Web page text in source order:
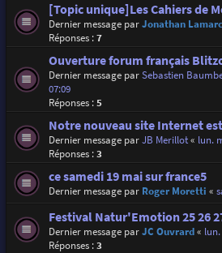
[Topic unique]Les Cahiers de
Dernier message parJonathan
Réponses :7
Ouverture forum français
Dernier message parSebastien
07:09
Réponses :5
Notre nouveau site Internet
Dernier message parJB Merillot« lun.
Réponses :3
ce samedi 19 mai sur france5
Dernier message par Roger Moretti «
Festival Natur'Emotion 25 26
Dernier message parJC Ouvrard«
Réponses :3